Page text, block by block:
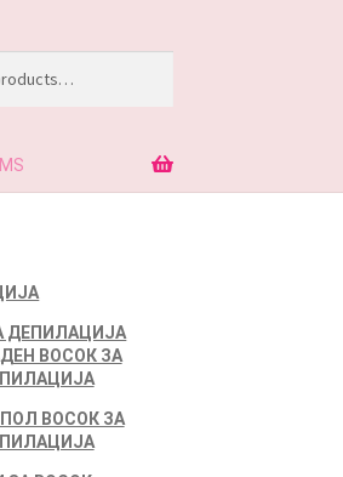
ДЕПИЛАЦИЈА
ВОСОК ЗА
ВОСОК ЗА